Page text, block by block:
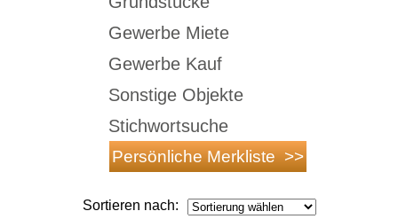
Gewerbe Miete
Gewerbe Kauf
Sonstige Objekte
Stichwortsuche
Sortieren nach: